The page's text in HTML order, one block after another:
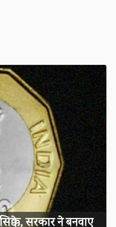
सरकार ने बनवाए